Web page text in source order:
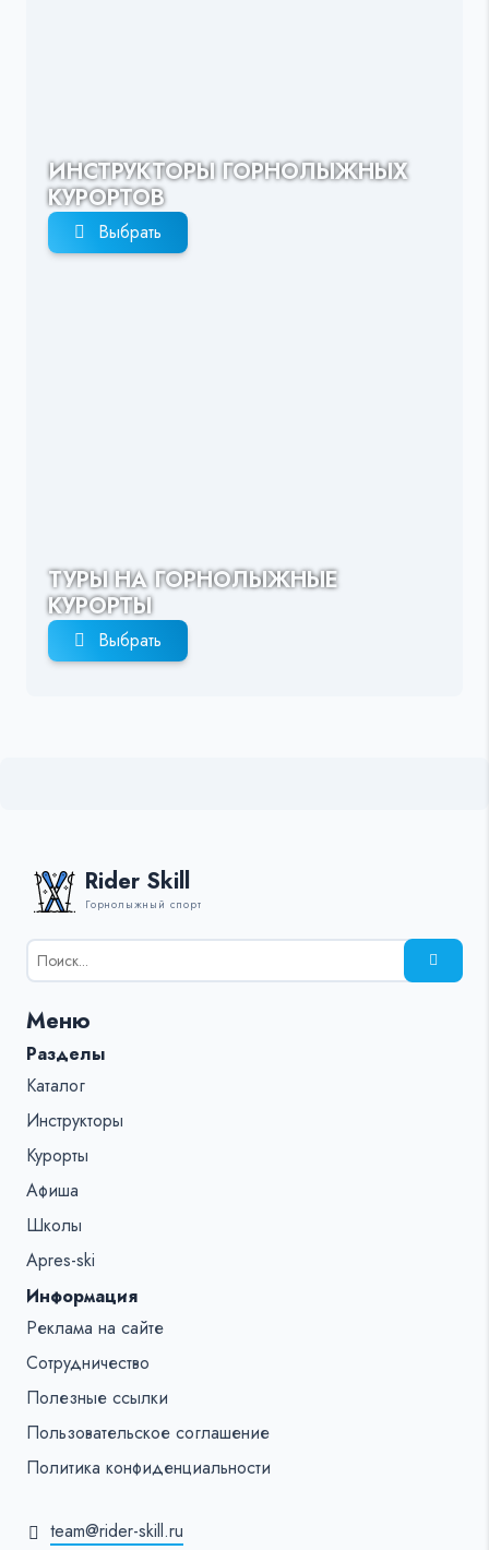
ИНСТРУКТОРЫ ГОРНОЛЫЖНЫХ
КУРОРТОВ
Выбрать
ТУРЫ НА ГОРНОЛЫЖНЫЕ
КУРОРТЫ
Выбрать
Rider Skill
Горнолыжный спорт
Результаты
поиска
%s:
Меню
Разделы
Каталог
Инструкторы
Курорты
Афиша
Школы
Apres-ski
Информация
Реклама на сайте
Сотрудничество
Полезные ссылки
Пользовательское соглашение
Политика конфиденциальности
team@rider-skill.ru